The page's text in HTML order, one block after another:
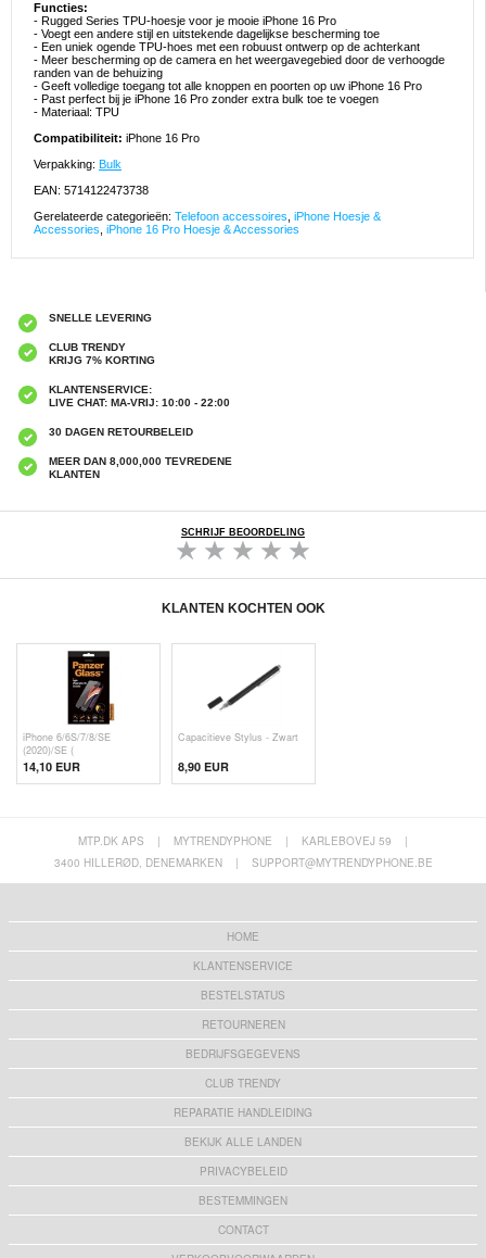
Functies:
- Rugged Series TPU-hoesje voor je mooie iPhone 16 Pro
- Voegt een andere stijl en uitstekende dagelijkse bescherming toe
- Een uniek ogende TPU-hoes met een robuust ontwerp op de achterkant
- Meer bescherming op de camera en het weergavegebied door de verhoogde
randen van de behuizing
- Geeft volledige toegang tot alle knoppen en poorten op uw iPhone 16 Pro
- Past perfect bij je iPhone 16 Pro zonder extra bulk toe te voegen
- Materiaal: TPU
Compatibiliteit: iPhone 16 Pro
Verpakking: Bulk
EAN: 5714122473738
Gerelateerde categorieën: Telefoon accessoires iPhone Hoesje &
Accessories iPhone 16 Pro Hoesje & Accessories
SNELLE LEVERING
CLUB TRENDY
KRIJG 7% KORTING
KLANTENSERVICE:
LIVE CHAT: MA-VRIJ: 10:00 - 22:00
30 DAGEN RETOURBELEID
MEER DAN 8,000,000 TEVREDENE
KLANTEN
SCHRIJF BEOORDELING
KLANTEN KOCHTEN OOK
iPhone 6/6S/7/8/SE
(2020)/SE (
14,10 EUR
Capacitieve Stylus - Zwart
8,90 EUR
MTP.DK APS | MYTRENDYPHONE | KARLEBOVEJ 59
|
3400 HILLERØD, DENEMARKEN
| SUPPORT@MYTRENDYPHONE.BE
HOME
KLANTENSERVICE
BESTELSTATUS
RETOURNEREN
BEDRIJFSGEGEVENS
CLUB TRENDY
REPARATIE HANDLEIDING
BEKIJK ALLE LANDEN
PRIVACYBELEID
BESTEMMINGEN
CONTACT